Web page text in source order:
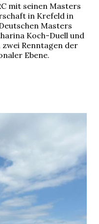
mit seinen Masters
in Krefeld in
Masters
Koch-Duell und
Renntagen der
Ebene.